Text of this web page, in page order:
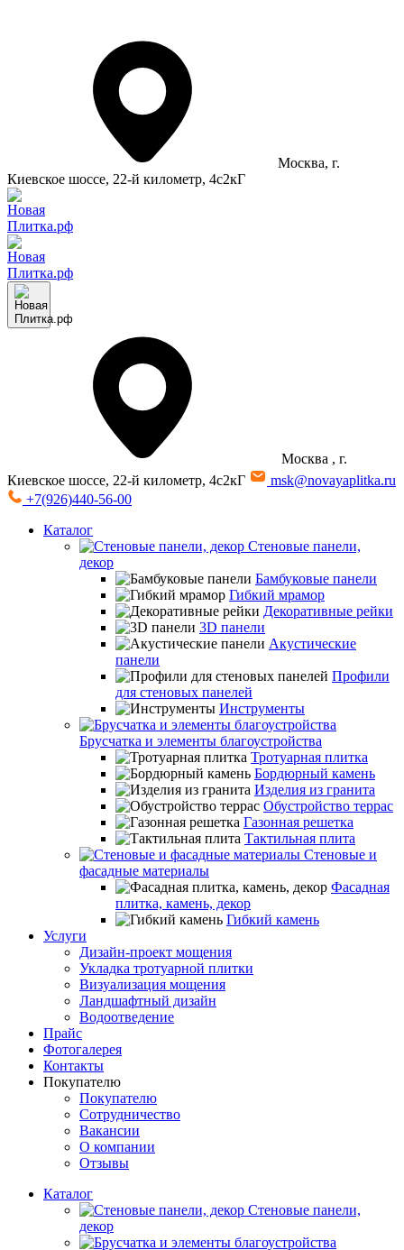
Москва, г.
Киевское шоссе, 22-й километр, 4с2кГ
Москва , г.
Киевское шоссе, 22-й километр, 4с2кГ
msk@novayaplitka.ru
+7(926)440-56-00
Каталог
Стеновые панели,
декор
Бамбуковые панели
Гибкий мрамор
Декоративные рейки
3D панели
Акустические
панели
Профили
для стеновых панелей
Инструменты
Брусчатка и элементы благоустройства
Тротуарная плитка
Бордюрный камень
Изделия из гранита
Обустройство террас
Газонная решетка
Тактильная плита
Стеновые и
фасадные материалы
Фасадная
плитка, камень, декор
Гибкий камень
Услуги
Дизайн-проект мощения
Укладка тротуарной плитки
Визуализация мощения
Ландшафтный дизайн
Водоотведение
Прайс
Фотогалерея
Контакты
Покупателю
Покупателю
Сотрудничество
Вакансии
О компании
Отзывы
Каталог
Стеновые панели,
декор